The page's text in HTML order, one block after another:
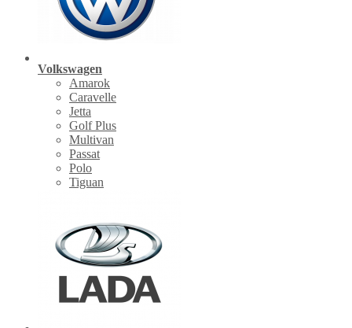
Volkswagen
Amarok
Caravelle
Jetta
Golf Plus
Multivan
Passat
Polo
Tiguan